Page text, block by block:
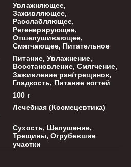
Увлажняющее,
Заживляющее,
Расслабляющее,
Регенерирующее,
Отшелушивающее,
Смягчающее, Питательное
Питание, Увлажнение,
Восстановление, Смягчение,
Заживление ран/трещинок,
Гладкость, Питание ногтей
100 г
Лечебная (Космецевтика)
Сухость, Шелушение,
Трещины, Огрубевшие
участки